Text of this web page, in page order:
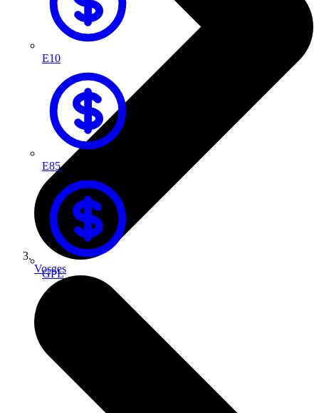
E10
E85
GPL
Vosges